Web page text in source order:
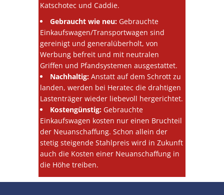
Katschotec und Caddie.
Gebraucht wie neu: Gebrauchte
Einkaufswagen/Transportwagen sind
gereinigt und generalüberholt, von
Werbung befreit und mit neutralen
Griffen und Pfandsystemen ausgestattet.
Nachhaltig: Anstatt auf dem Schrott zu
landen, werden bei Heratec die drahtigen
Lastenträger wieder liebevoll hergerichtet.
Kostengünstig: Gebrauchte
Einkaufswagen kosten nur einen Bruchteil
der Neuanschaffung. Schon allein der
stetig steigende Stahlpreis wird in Zukunft
auch die Kosten einer Neuanschaffung in
die Höhe treiben.